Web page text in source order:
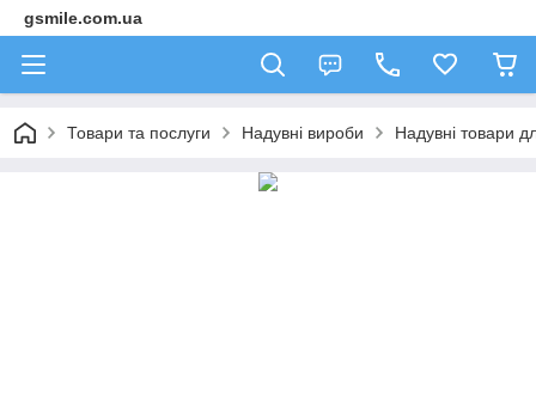
gsmile.com.ua
Товари та послуги Надувні вироби Надувні товари